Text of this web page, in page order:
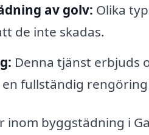
av golv: Olika
de inte skadas.
Denna tjänst erbjuds
fullständig
inom byggstädning i